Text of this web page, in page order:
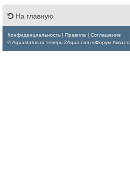
На главную
Конфиденциальность Правила
Соглашение
© Aquastatus.ru теперь 2Aqua.com «Форум